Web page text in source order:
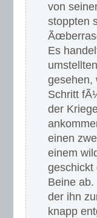
von
stoppten
Es
gesehen,
Schritt
der
einen
einem
geschickt
Beine
der ihn
knapp